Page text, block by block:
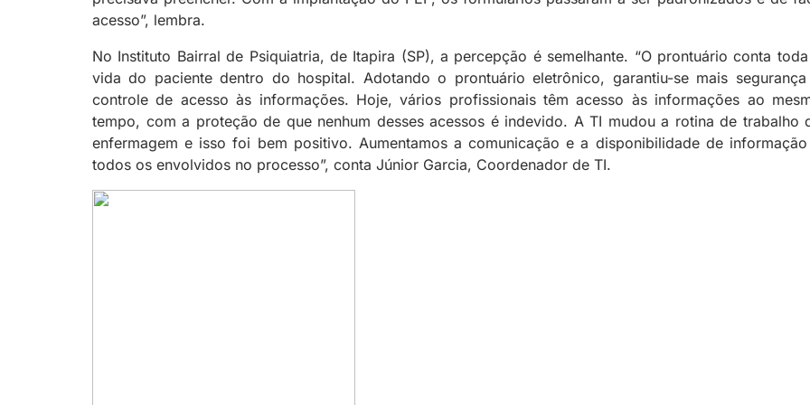
acesso”, lembra.
No Instituto Bairral de Psiquiatria, de Itapira (SP), a percepção é semelhante. “O prontuário conta
vida do paciente dentro do hospital. Adotando o prontuário eletrônico, garantiu-se mais
controle de acesso às informações. Hoje, vários profissionais têm acesso às informações ao
tempo, com a proteção de que nenhum desses acessos é indevido. A TI mudou a rotina de trabalho
enfermagem e isso foi bem positivo. Aumentamos a comunicação e a disponibilidade de
todos os envolvidos no processo”, conta Júnior Garcia, Coordenador de TI.